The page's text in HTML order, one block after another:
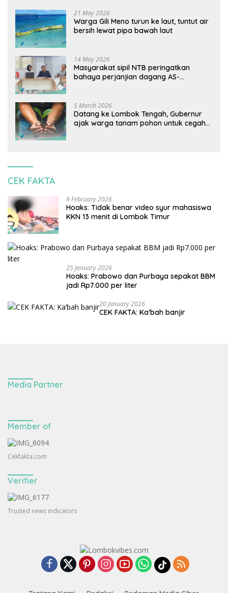
21 May 2026
Warga Gili Meno turun ke laut, tuntut air
bersih lewat pipa bawah laut
14 May 2026
Masyarakat sipil NTB peringatkan
bahaya perjanjian dagang AS-
5 March 2026
Datang ke Lombok Tengah, Gubernur
ajak warga tanam pohon untuk cegah
CEK FAKTA
9 February 2026
Hoaks: Tidak benar video syur mahasiswa
KKN 13 menit di Lombok Timur
25 January 2026
Hoaks: Prabowo dan Purbaya sepakat BBM
jadi Rp7.000 per liter
20 January 2026
CEK FAKTA: Ka’bah banjir
Media Partner
Member of
Cekfakta.com
Verifier
Trusted news indicators